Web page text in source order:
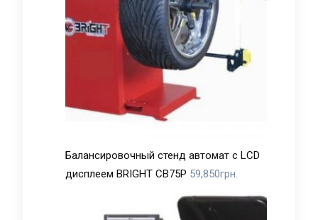
Балансировочный стенд автомат с LCD
дисплеем BRIGHT CB75P 59,850грн.